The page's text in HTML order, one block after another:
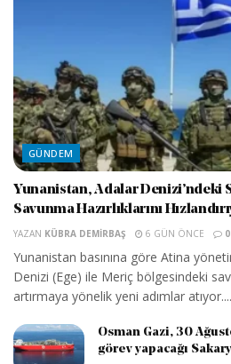
GÜNDEM
Yunanistan, Adalar Denizi’ndeki
Savunma Hazırlıklarını
YAZAN KÜBRA DEMIRBAŞ 6 GÜN ÖNCE 0
Yunanistan basınına göre Atina
Denizi (Ege) ile Meriç bölgesindeki
artırmaya yönelik yeni adımlar atıyor....
Osman Gazi, 30
görev yapacağı